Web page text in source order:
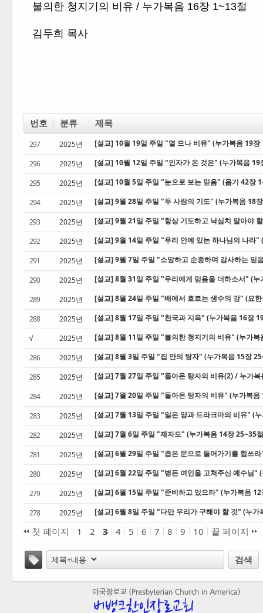
불의한 청지기의 비유 / 누가복음 16장 1~13절
김두희 목사
번호 분류 제목
297 2025년 [설교] 10월 19일 주일 "열 므나 비유" (누가복음 19장
296 2025년 [설교] 10월 12일 주일 "인자가 온 것은" (누가복음 19
295 2025년 [설교] 10월 5일 주일 "눈으로 보는 믿음" (욥기 42장
294 2025년 [설교] 9월 28일 주일 "두 사람의 기도" (누가복음 18
293 2025년 [설교] 9월 21일 주일 "항상 기도하고 낙심치 말아야
292 2025년 [설교] 9월 14일 주일 "우리 안에 있는 하나님의 나라"
291 2025년 [설교] 9월 7일 주일 "소망하고 순종하며 감사하는 믿
290 2025년 [설교] 8월 31일 주일 "우리에게 믿음을 더하소서" (누
289 2025년 [설교] 8월 24일 주일 "배에서 흐르는 생수의 강" (요
288 2025년 [설교] 8월 17일 주일 "천국과 지옥" (누가복음 16장
√ 2025년 [설교] 8월 11일 주일 "불의한 청지기의 비유" (누가복
286 2025년 [설교] 8월 3일 주일 "집 안의 탕자" (누가복음 15장
285 2025년 [설교] 7월 27일 주일 "돌아온 탕자의 비유(2) / 누가
284 2025년 [설교] 7월 20일 주일 "돌아온 탕자의 비유" (누가복음
283 2025년 [설교] 7월 13일 주일 "잃은 양과 드라크마의 비유" (
282 2025년 [설교] 7월 6일 주일 "제자도" (누가복음 14장 25~35
281 2025년 [설교] 6월 29일 주일 "좁은 문으로 들어가기를 힘쓰
280 2025년 [설교] 6월 22일 주일 "병든 여인을 고쳐주신 예수님"
279 2025년 [설교] 6월 15일 주일 "준비하고 있으라" (누가복음
278 2025년 [설교] 6월 8일 주일 "다만 우리가 구해야 할 것" (누가
첫 페이지 1 2 3 4 5 6 7 8 9 10
끝 페이지
검색